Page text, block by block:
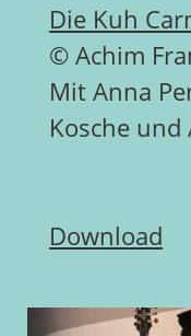
Die Kuh
© Achim
Mit Anna
Kosche
Download